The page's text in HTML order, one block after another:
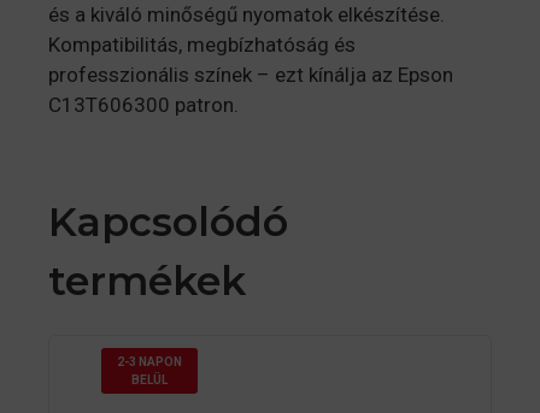
és a kiváló minőségű nyomatok elkészítése.
Kompatibilitás, megbízhatóság és
professzionális színek – ezt kínálja az Epson
C13T606300 patron.
Kapcsolódó
termékek
2-3 NAPON
BELÜL